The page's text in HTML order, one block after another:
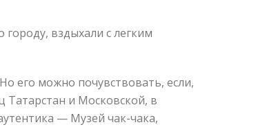
городу, вздыхали с легким
его можно почувствовать, если,
Татарстан и Московской, в
— Музей чак-чака,